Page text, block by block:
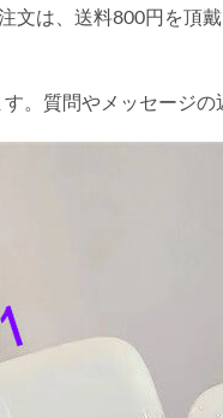
文は、送料800円を頂戴
。質問やメッセージ